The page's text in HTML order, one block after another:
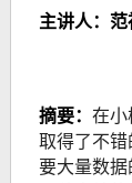
主讲人：范
摘要： 在小
取得了不
要大量数